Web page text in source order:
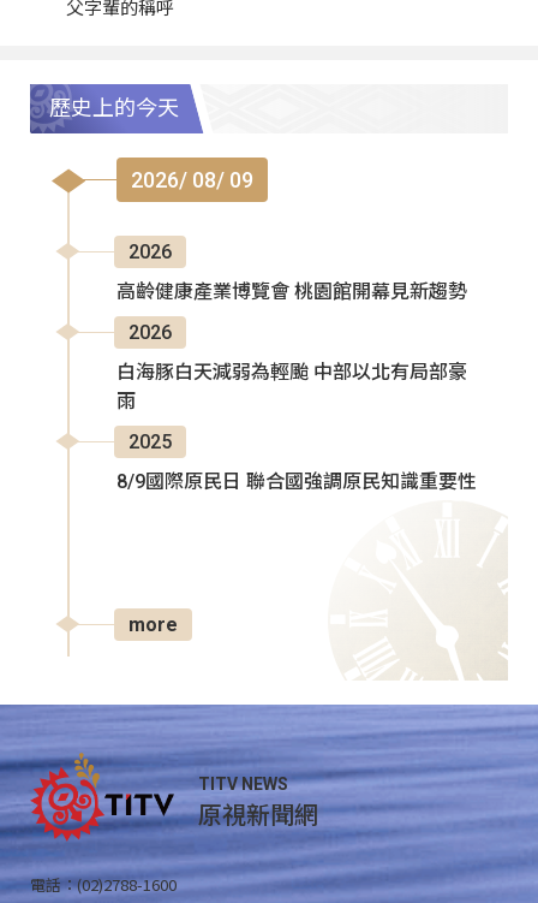
父字輩的稱呼
歷史上的今天
2026/ 08/ 09
2026
高齡健康產業博覽會 桃園館開幕見新趨勢
2026
白海豚白天減弱為輕颱 中部以北有局部豪
雨
2025
8/9國際原民日 聯合國強調原民知識重要性
more
TITV NEWS
原視新聞網
電話：(02)2788-1600